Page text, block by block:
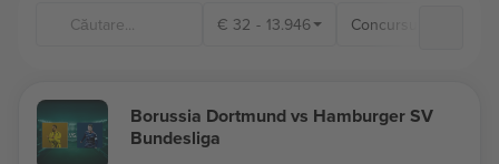
€ 32 - 13.946 Concursuri
Borussia Dortmund vs Hamburger SV
Bundesliga